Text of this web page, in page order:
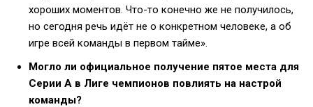
хороших моментов. Что-то конечно же не получилось,
но сегодня речь идёт не о конкретном человеке, а об
игре всей команды в первом тайме».
Могло ли официальное получение пятое места для
Серии А в Лиге чемпионов повлиять на настрой
команды?